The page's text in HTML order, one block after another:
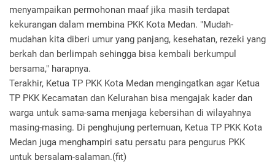
menyampaikan permohonan maaf jika masih terdapat
kekurangan dalam membina PKK Kota Medan. "Mudah-
mudahan kita diberi umur yang panjang, kesehatan, rezeki yang
berkah dan berlimpah sehingga bisa kembali berkumpul
bersama," harapnya.
Terakhir, Ketua TP PKK Kota Medan mengingatkan agar Ketua
TP PKK Kecamatan dan Kelurahan bisa mengajak kader dan
warga untuk sama-sama menjaga kebersihan di wilayahnya
masing-masing. Di penghujung pertemuan, Ketua TP PKK Kota
Medan juga menghampiri satu persatu para pengurus PKK
untuk bersalam-salaman.(fit)